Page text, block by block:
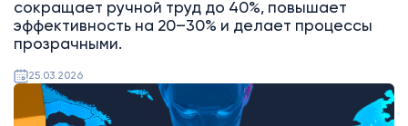
сокращает ручной труд до 40%, повышает
эффективность на 20–30% и делает процессы
прозрачными.
25.03.2026